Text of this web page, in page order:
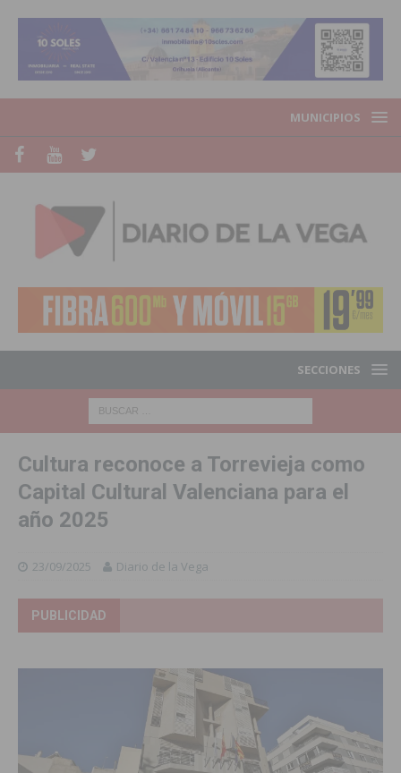
MUNICIPIOS
SECCIONES
Cultura reconoce a Torrevieja como
Capital Cultural Valenciana para el
año 2025
23/09/2025 Diario de la Vega
PUBLICIDAD